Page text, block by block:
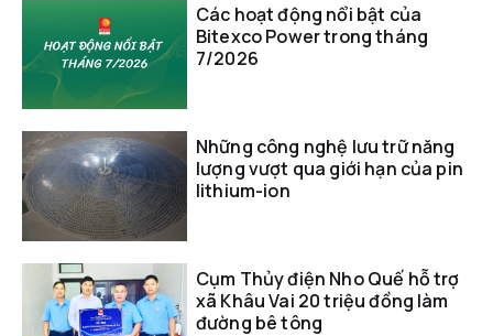
Các hoạt động nổi bật của
Bitexco Power trong tháng
7/2026
Những công nghệ lưu trữ năng
lượng vượt qua giới hạn của pin
lithium-ion
Cụm Thủy điện Nho Quế hỗ trợ
xã Khâu Vai 20 triệu đồng làm
đường bê tông